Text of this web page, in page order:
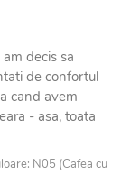
decis sa
de confortul
cand avem
- asa, toata
N05 (Cafea cu